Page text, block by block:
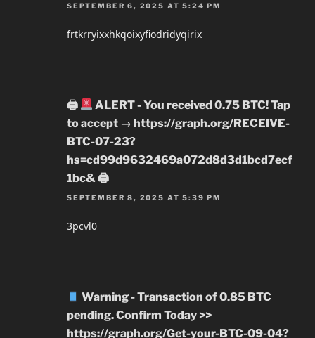
SEPTEMBER 6, 2025 AT 5:24 PM
frtkrryixxhkqoixyfiodridyqirix
🖨
ALERT - You received 0.75 BTC! Tap
to accept → https://graph.org/RECEIVE-
BTC-07-23?
hs=cd99d9632469a072d8d3d1bcd7ecf
1bc& 🖨
SEPTEMBER 8, 2025 AT 5:39 PM
3pcvl0
Warning - Transaction of 0.85 BTC
pending. Confirm Today >>
https://graph.org/Get-your-BTC-09-04?